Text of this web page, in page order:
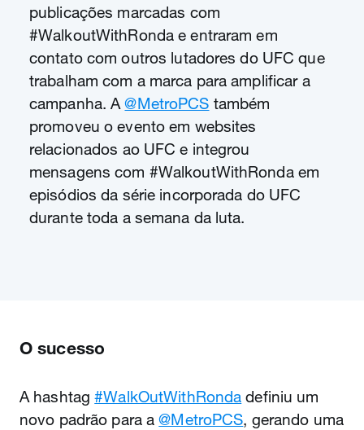
publicações marcadas com
#WalkoutWithRonda e entraram em
contato com outros lutadores do UFC que
trabalham com a marca para amplificar a
campanha. A@MetroPCS também
promoveu o evento em websites
relacionados ao UFC e integrou
mensagens com #WalkoutWithRonda em
episódios da série incorporada do UFC
durante toda a semana da luta.
O sucesso
A hashtag#WalkOutWithRonda definiu um
novo padrão para a@MetroPCS, gerando uma